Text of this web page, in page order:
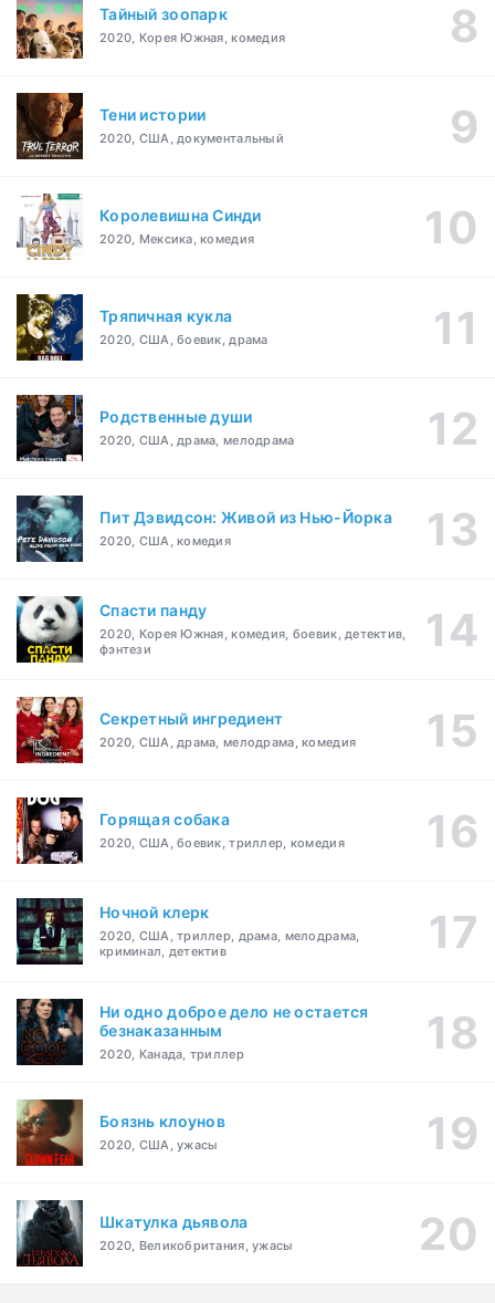
Тайный зоопарк
2020, Корея Южная, комедия
Тени истории
2020, США, документальный
Королевишна Синди
2020, Мексика, комедия
Тряпичная кукла
2020, США, боевик, драма
Родственные души
2020, США, драма, мелодрама
Пит Дэвидсон: Живой из Нью-Йорка
2020, США, комедия
Спасти панду
2020, Корея Южная, комедия, боевик, детектив,
фэнтези
Секретный ингредиент
2020, США, драма, мелодрама, комедия
Горящая собака
2020, США, боевик, триллер, комедия
Ночной клерк
2020, США, триллер, драма, мелодрама,
криминал, детектив
Ни одно доброе дело не остается
безнаказанным
2020, Канада, триллер
Боязнь клоунов
2020, США, ужасы
Шкатулка дьявола
2020, Великобритания, ужасы